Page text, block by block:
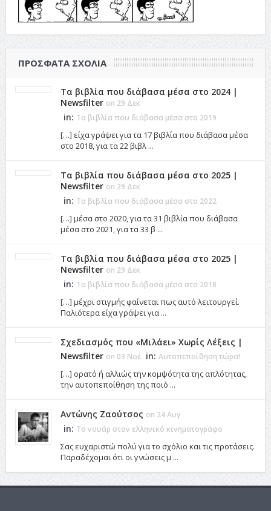
ΠΡΌΣΦΑΤΑ ΣΧΌΛΙΑ
Τα βιβλία που διάβασα μέσα στο 2024 |
Newsfilter on 29 Δεκ
in: Τα βιβλία που διάβασα μέσα στο 2019
[…] είχα γράψει για τα 17 βιβλία που διάβασα μέσα
στο 2018, για τα 22 βιβλ ...
Τα βιβλία που διάβασα μέσα στο 2025 |
Newsfilter on 29 Δεκ
in: Τα βιβλία που διάβασα μέσα στο 2022
[…] μέσα στο 2020, για τα 31 βιβλία που διάβασα
μέσα στο 2021, για τα 33 β ...
Τα βιβλία που διάβασα μέσα στο 2025 |
Newsfilter on 29 Δεκ
in: Τα βιβλία που διάβασα μέσα στο 2018
[…] μέχρι στιγμής φαίνεται πως αυτό λειτουργεί.
Παλιότερα είχα γράψει για ...
Σχεδιασμός που «Μιλάει» Χωρίς Λέξεις |
Newsfilter on 03 Νοέ in: Αυτοπεποίθηση τώρα!
[…] ορατό ή αλλιώς την κομψότητα της απλότητας,
την αυτοπεποίθηση της ποιό ...
Αντώνης Ζαούτσος on 24 Αυγ
in: Το νουάρ στον ελληνικό κινηματογράφο
Σας ευχαριστώ πολύ για το σχόλιο και τις προτάσεις.
Παραδέχομαι ότι οι γνώσεις μ ...